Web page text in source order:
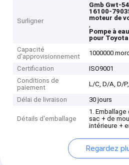
Surligner
Gmb Gwt-
16100-
moteur de
,
Pompe à
pour Toyota
Capacité
d'approvisionnement
1000000
Certification
ISO9001
Conditions de
paiement
L/C, D/A, D/
Délai de livraison 30 jours
Détails d'emballage
1.
sac + de
intérieure +
Regardez